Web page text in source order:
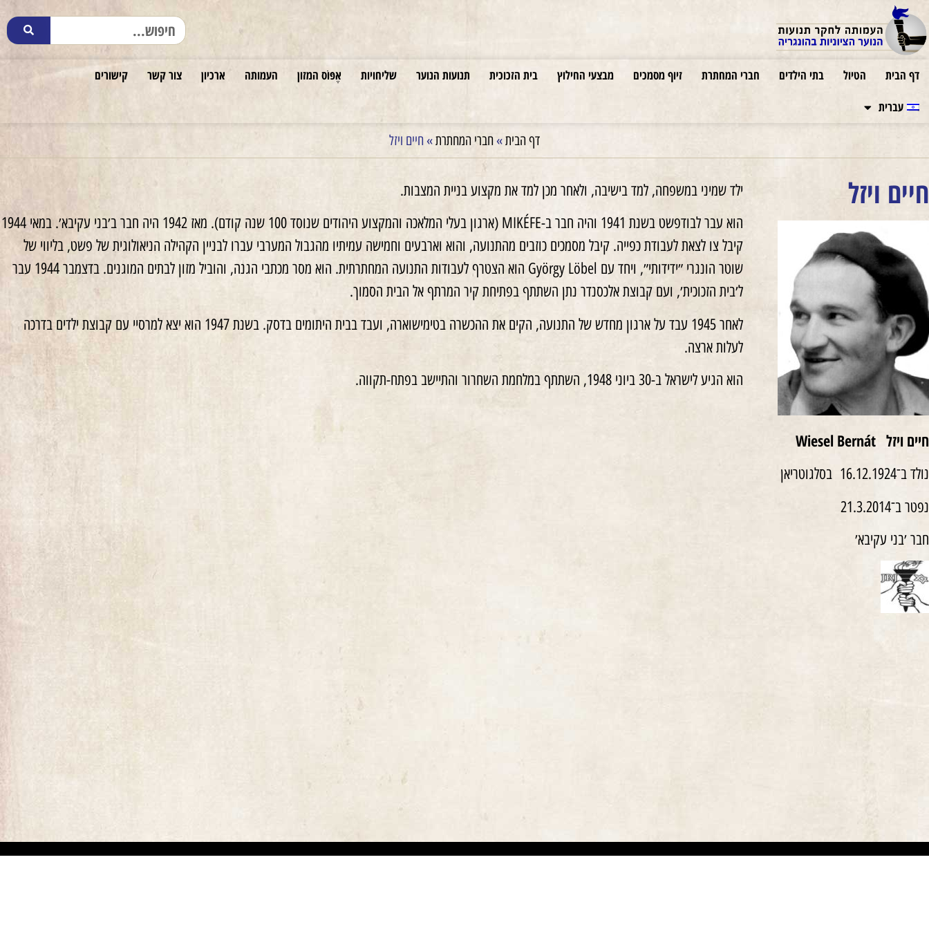
דף הבית הטיול בתי הילדים חברי המחתרת זיוף מסמכים מבצעי החילוץ בית הזכוכית תנועות הנוער שליחויות אֶפּוֹס המזון העמותה ארכיון צור קשר
קישורים
עברית
דף הבית»חברי המחתרת»חיים ויזל
חיים ויזל
חיים ויזל Wiesel Bernát
נולד ב־16.12.1924 בסלגוטריאן
נפטר ב־21.3.2014
חבר ׳בני עקיבא׳
ילד שמיני במשפחה, למד בישיבה, ולאחר מכן למד את מקצוע בניית המצבות.
הוא עבר לבודפשט בשנת 1941 והיה חבר ב-
MIKÉFE (ארגון בעלי המלאכה והמקצוע היהודים שנוסד 100 שנה קודם).
מאז 1942 היה חבר ב׳בני עקיבא׳. במאי 1944
קיבל צו לצאת לעבודת כפייה. קיבל מסמכים כוזבים מהתנועה, והוא וארבעים וחמישה עמיתיו מהגבול המערבי עברו לבניין הקהילה הניאולוגית של פשט, בליווי של
שוטר הונגרי ״ידידותי״, ויחד עם György Löbel
הוא הצטרף לעבודות התנועה המחתרתית. הוא מסר מכתבי הגנה, והוביל מזון לבתים המוגנים. בדצמבר 1944 עבר
ל׳בית הזכוכית׳, ועם קבוצת אלכסנדר נתן השתתף בפתיחת קיר המרתף אל הבית הסמוך.
לאחר 1945 עבד על ארגון מחדש של התנועה, הקים את ההכשרה בטימישוארה, ועבד בבית היתומים בדסק. בשנת 1947 הוא יצא למרסיי עם קבוצת ילדים בדרכה
לעלות ארצה.
הוא הגיע לישראל ב-30 ביוני 1948, השתתף במלחמת השחרור והתיישב בפתח-תקווה.